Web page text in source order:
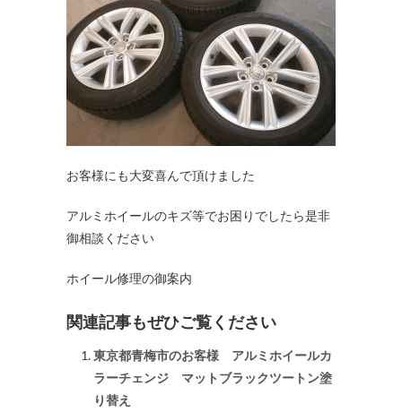
お客様にも大変喜んで頂けました
アルミホイールのキズ等でお困りでしたら是非
御相談ください
ホイール修理の御案内
関連記事もぜひご覧ください
東京都青梅市のお客様 アルミホイールカ
ラーチェンジ マットブラックツートン塗
り替え